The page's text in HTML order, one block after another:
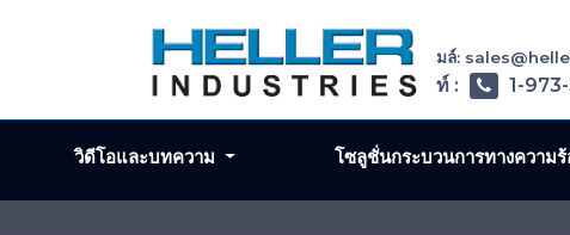
อีเมล์:
โทรศัพท์ : 1-
วิดีโอและบทความ โซลูชั่นกระบวนการทางความ